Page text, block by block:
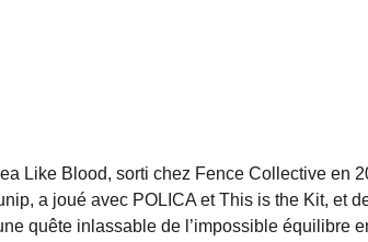
Like Blood, sorti chez Fence Collective en
a joué avec POLICA et This is the Kit, et
quête inlassable de l’impossible équilibre